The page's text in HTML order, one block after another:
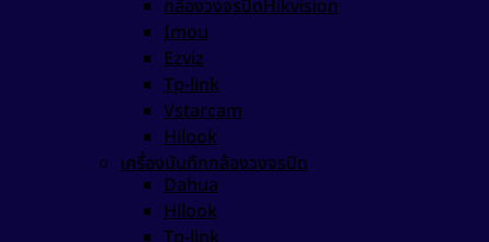
กล้องวงจรปิดHikvision
Imou
Ezviz
Tp-link
Vstarcam
Hilook
เครื่องบันทึกกล้องวงจรปิด
Dahua
Hilook